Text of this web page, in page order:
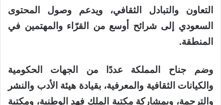
التعاون والتبادل الثقافي، ويدعم وصول المحتوى
السعودي إلى شرائح أوسع من القرّاء والمهتمين في
المنطقة.
وضم جناح المملكة عددًا من الجهات الحكومية
والكيانات الثقافية والمعرفية، بقيادة هيئة الأدب والنشر
والترجمة، وبمشاركة مكتبة الملك فهد الوطنية، ومكتبة